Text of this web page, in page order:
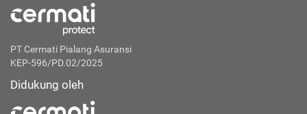
PT Cermati Pialang Asuransi
KEP-596/PD.02/2025
Didukung oleh